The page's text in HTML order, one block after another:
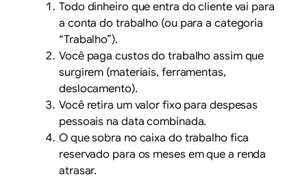
Todo dinheiro que entra do cliente vai para
a conta do trabalho (ou para a categoria
“Trabalho”).
Você paga custos do trabalho assim que
surgirem (materiais, ferramentas,
deslocamento).
Você retira um valor fixo para despesas
pessoais na data combinada.
O que sobra no caixa do trabalho fica
reservado para os meses em que a renda
atrasar.